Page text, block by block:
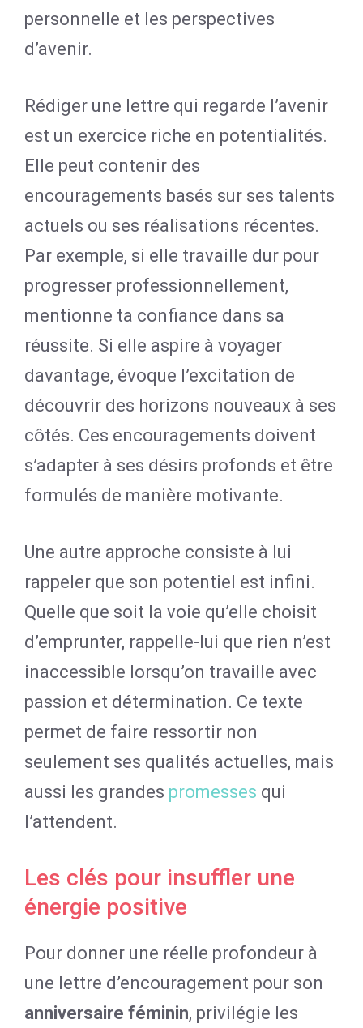
personnelle et les perspectives
d’avenir.
Rédiger une lettre qui regarde l’avenir
est un exercice riche en potentialités.
Elle peut contenir des
encouragements basés sur ses talents
actuels ou ses réalisations récentes.
Par exemple, si elle travaille dur pour
progresser professionnellement,
mentionne ta confiance dans sa
réussite. Si elle aspire à voyager
davantage, évoque l’excitation de
découvrir des horizons nouveaux à ses
côtés. Ces encouragements doivent
s’adapter à ses désirs profonds et être
formulés de manière motivante.
Une autre approche consiste à lui
rappeler que son potentiel est infini.
Quelle que soit la voie qu’elle choisit
d’emprunter, rappelle-lui que rien n’est
inaccessible lorsqu’on travaille avec
passion et détermination. Ce texte
permet de faire ressortir non
seulement ses qualités actuelles, mais
aussi les grandes promesses qui
l’attendent.
Les clés pour insuffler une
énergie positive
Pour donner une réelle profondeur à
une lettre d’encouragement pour son
anniversaire féminin, privilégie les